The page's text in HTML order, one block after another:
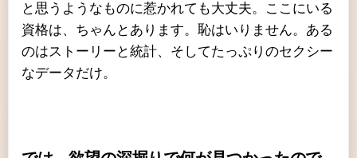
と思うようなものに惹かれても大丈夫。ここにいる
資格は、ちゃんとあります。恥はいりません。ある
のはストーリーと統計、そしてたっぷりのセクシー
なデータだけ。